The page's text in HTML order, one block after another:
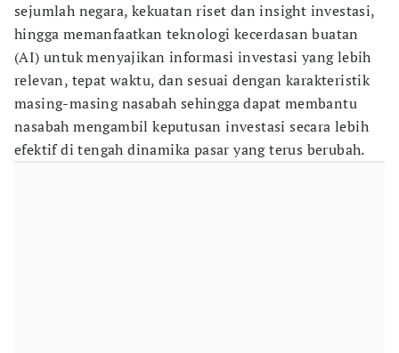
sejumlah negara, kekuatan riset dan insight investasi,
hingga memanfaatkan teknologi kecerdasan buatan
(AI) untuk menyajikan informasi investasi yang lebih
relevan, tepat waktu, dan sesuai dengan karakteristik
masing-masing nasabah sehingga dapat membantu
nasabah mengambil keputusan investasi secara lebih
efektif di tengah dinamika pasar yang terus berubah.